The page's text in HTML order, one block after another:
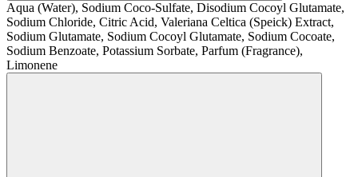
Aqua (Water), Sodium Coco-Sulfate, Disodium Cocoyl Glutamate,
Sodium Chloride, Citric Acid, Valeriana Celtica (Speick) Extract,
Sodium Glutamate, Sodium Cocoyl Glutamate, Sodium Cocoate,
Sodium Benzoate, Potassium Sorbate, Parfum (Fragrance),
Limonene